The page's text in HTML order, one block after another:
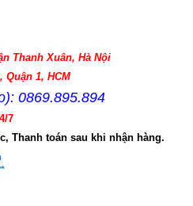
Thanh Xuân, Hà Nội
Quận 1, HCM
0869.895.894
7
Thanh toán sau khi nhận hàng.